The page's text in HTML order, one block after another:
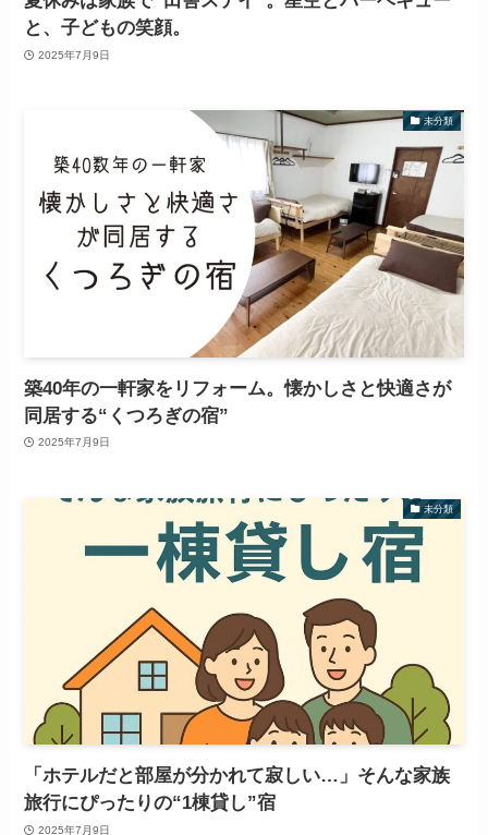
と、子どもの笑顔。
2025年7月9日
未分類
築40年の一軒家をリフォーム。懐かしさと快適さが
同居する“くつろぎの宿”
2025年7月9日
未分類
「ホテルだと部屋が分かれて寂しい…」そんな家族
旅行にぴったりの“1棟貸し”宿
2025年7月9日